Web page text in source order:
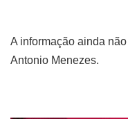
A informação ainda
Antonio Menezes.